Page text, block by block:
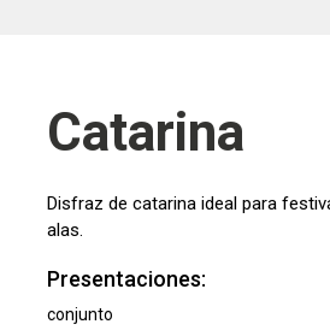
Catarina
Disfraz de catarina ideal para
alas.
Presentaciones:
conjunto